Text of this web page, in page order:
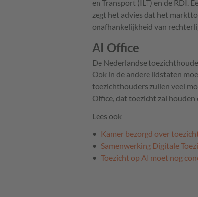
en Transport (ILT) en de RDI.
zegt het advies dat het
onafhankelijkheid van
AI Office
De Nederlandse
Ook in de andere lidstaten
toezichthouders zullen veel
Office, dat toezicht zal
Lees ook
Kamer bezorgd over
Samenwerking Digitale
Toezicht op AI moet nog